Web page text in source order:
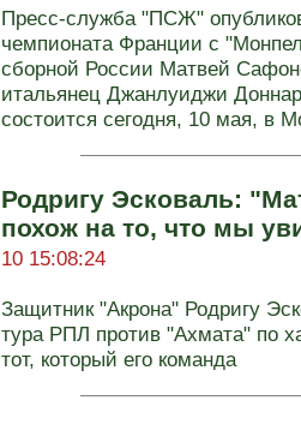
Пресс-служба "ПСЖ"
чемпионата Франции с
сборной России Матвей
итальянец Джанлуиджи
состоится сегодня, 10 мая, в
Родригу Эсковаль:
похож на то, что мы
10 15:08:24
Защитник "Акрона" Родригу
тура РПЛ против "Ахмата" по
тот, который его команда